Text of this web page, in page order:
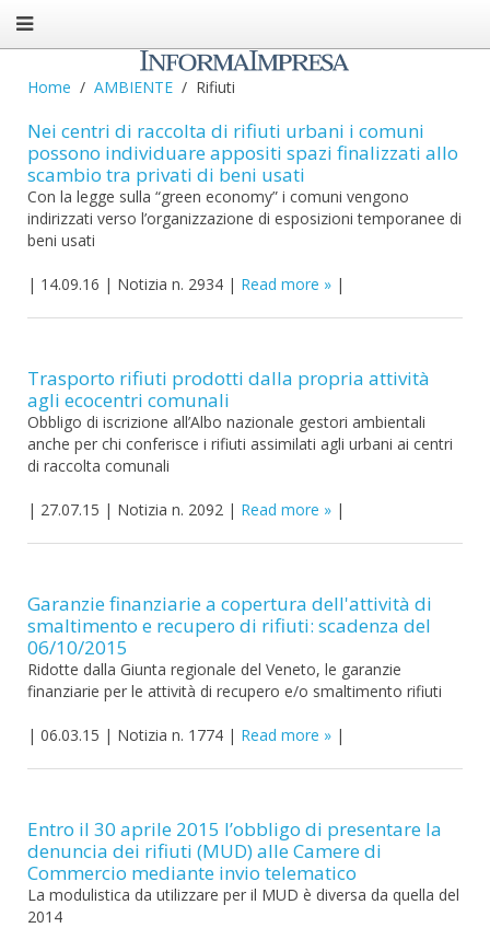
Home AMBIENTE Rifiuti
Nei centri di raccolta di rifiuti urbani i comuni
possono individuare appositi spazi finalizzati allo
scambio tra privati di beni usati
Con la legge sulla “green economy” i comuni vengono
indirizzati verso l’organizzazione di esposizioni temporanee di
beni usati
| 14.09.16 | Notizia n. 2934 | Read more |
Trasporto rifiuti prodotti dalla propria attività
agli ecocentri comunali
Obbligo di iscrizione all’Albo nazionale gestori ambientali
anche per chi conferisce i rifiuti assimilati agli urbani ai centri
di raccolta comunali
| 27.07.15 | Notizia n. 2092 | Read more |
Garanzie finanziarie a copertura dell'attività di
smaltimento e recupero di rifiuti: scadenza del
06/10/2015
Ridotte dalla Giunta regionale del Veneto, le garanzie
finanziarie per le attività di recupero e/o smaltimento rifiuti
| 06.03.15 | Notizia n. 1774 | Read more |
Entro il 30 aprile 2015 l’obbligo di presentare la
denuncia dei rifiuti (MUD) alle Camere di
Commercio mediante invio telematico
La modulistica da utilizzare per il MUD è diversa da quella del
2014